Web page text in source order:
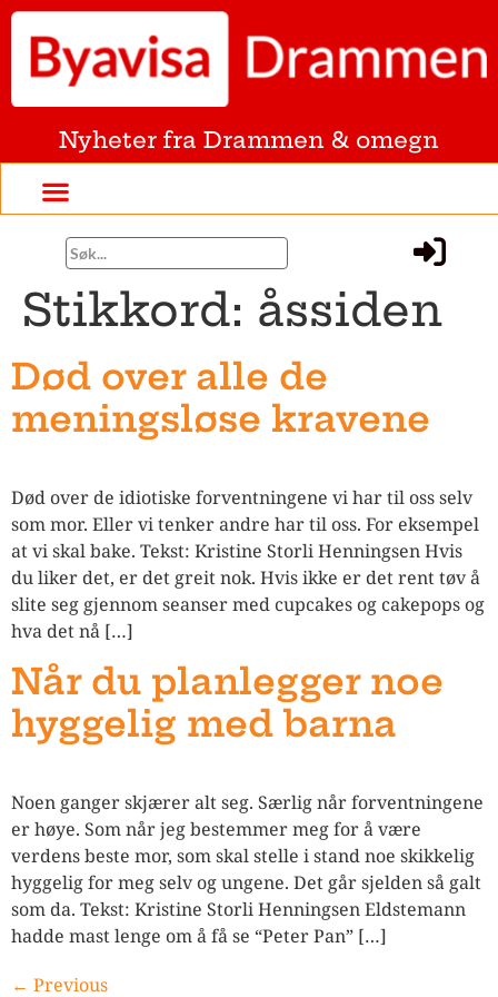
Nyheter fra Drammen & omegn
Stikkord: åssiden
Død over alle de
meningsløse kravene
Død over de idiotiske forventningene vi har til oss selv
som mor. Eller vi tenker andre har til oss. For eksempel
at vi skal bake. Tekst: Kristine Storli Henningsen Hvis
du liker det, er det greit nok. Hvis ikke er det rent tøv å
slite seg gjennom seanser med cupcakes og cakepops og
hva det nå […]
Når du planlegger noe
hyggelig med barna
Noen ganger skjærer alt seg. Særlig når forventningene
er høye. Som når jeg bestemmer meg for å være
verdens beste mor, som skal stelle i stand noe skikkelig
hyggelig for meg selv og ungene. Det går sjelden så galt
som da. Tekst: Kristine Storli Henningsen Eldstemann
hadde mast lenge om å få se “Peter Pan” […]
← Previous